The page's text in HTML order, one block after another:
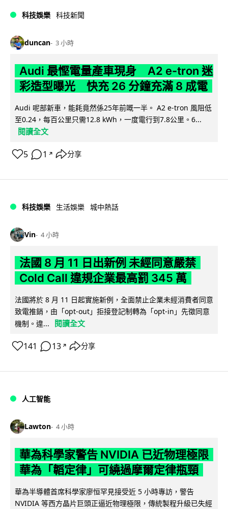
科技娛樂 科技新聞
duncan 3 小時
Audi 最慳電量產車現身 A2 e-tron 迷
彩造型曝光 快充 26 分鐘充滿 8 成電
Audi 呢部新車，能耗竟然係25年前嘅一半。 A2 e-tron 風阻低
至0.24，每百公里只需12.8 kWh，一度電行到7.8公里。6...
閱讀全文
5 1 ↗ 分享
科技娛樂 生活娛樂 城中熱話
Vin 4 小時
法國 8 月 11 日出新例 未經同意嚴禁
Cold Call 違規企業最高罰 345 萬
法國將於 8 月 11 日起實施新例，全面禁止企業未經消費者同意
致電推銷，由「opt-out」拒接登記制轉為「opt-in」先徵同意
機制。違...
閱讀全文
141 13 ↗ 分享
人工智能
Lawton 4 小時
華為科學家警告 NVIDIA 已近物理極限
華為「韜定律」可繞過摩爾定律瓶頸
華為半導體首席科學家廖恒罕見接受近 5 小時專訪，警告
NVIDIA 等西方晶片巨頭正逼近物理極限，傳統製程升級已失經